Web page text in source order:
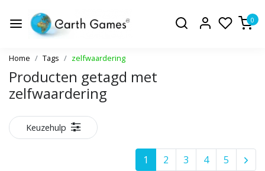
0
Home Tags zelfwaardering
Producten getagd met
zelfwaardering
Keuzehulp
1 2 3 4 5